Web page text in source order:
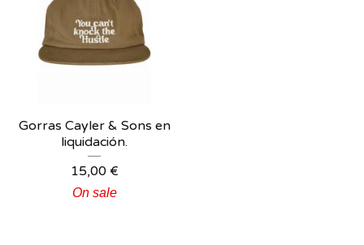
Gorras Cayler & Sons en
liquidación.
15,00 €
On sale